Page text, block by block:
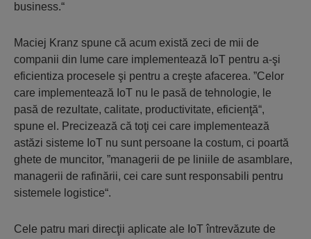
business.“
Maciej Kranz spune că acum există zeci de mii de
companii din lume care implementează IoT pentru a-şi
eficientiza procesele şi pentru a creşte afacerea. ”Celor
care implementează IoT nu le pasă de tehnologie, le
pasă de rezultate, calitate, productivitate, eficienţă“,
spune el. Precizează că toţi cei care implementează
astăzi sisteme IoT nu sunt persoane la costum, ci poartă
ghete de muncitor, ”managerii de pe liniile de asamblare,
managerii de rafinării, cei care sunt responsabili pentru
sistemele logistice“.
Cele patru mari direcţii aplicate ale IoT întrevăzute de